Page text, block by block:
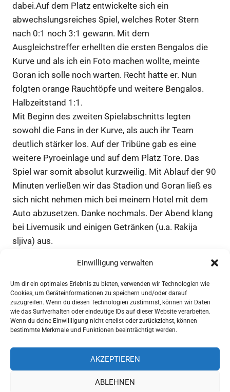
Einwilligung verwalten
Um dir ein optimales Erlebnis zu bieten, verwenden wir Technologien wie
Cookies, um Geräteinformationen zu speichern und/oder darauf
zuzugreifen. Wenn du diesen Technologien zustimmst, können wir Daten
wie das Surfverhalten oder eindeutige IDs auf dieser Website verarbeiten.
Wenn du deine Einwillligung nicht erteilst oder zurückziehst, können
bestimmte Merkmale und Funktionen beeinträchtigt werden.
AKZEPTIEREN
ABLEHNEN
dabei.Auf dem Platz entwickelte sich ein
abwechslungsreiches Spiel, welches Roter Stern
nach 0:1 noch 3:1 gewann. Mit dem
Ausgleichstreffer erhellten die ersten Bengalos die
Kurve und als ich ein Foto machen wollte, meinte
Goran ich solle noch warten. Recht hatte er. Nun
folgten orange Rauchtöpfe und weitere Bengalos.
Halbzeitstand 1:1.
Mit Beginn des zweiten Spielabschnitts legten
sowohl die Fans in der Kurve, als auch ihr Team
deutlich stärker los. Auf der Tribüne gab es eine
weitere Pyroeinlage und auf dem Platz Tore. Das
Spiel war somit absolut kurzweilig. Mit Ablauf der 90
Minuten verließen wir das Stadion und Goran ließ es
sich nicht nehmen mich bei meinem Hotel mit dem
Auto abzusetzen. Danke nochmals. Der Abend klang
bei Livemusik und einigen Getränken (u.a. Rakija
sljiva) aus.
⚽2.727Seitenaufrufe
Beitragsnavigation
VORHERIGER
BEITRAG:
20.08.2021
GRAFICAR BEOGRAD – ZELEZNICAR PANCEVO
PRVA LIGA
NÄCHSTER
BEITRAG:
22.08.2021
FK ZARKOVO BEOGRAD – FK LOZNICA
PRVA LIGA